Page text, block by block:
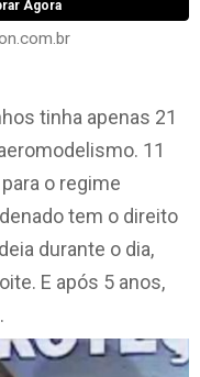
Agora
tinha apenas 21
11
o regime
tem o direito
durante o dia,
E após 5 anos,